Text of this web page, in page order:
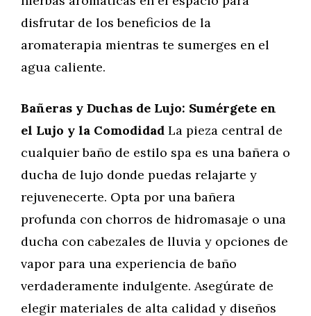
disfrutar de los beneficios de la
aromaterapia mientras te sumerges en el
agua caliente.
Bañeras y Duchas de Lujo: Sumérgete en
el Lujo y la Comodidad La pieza central de
cualquier baño de estilo spa es una bañera o
ducha de lujo donde puedas relajarte y
rejuvenecerte. Opta por una bañera
profunda con chorros de hidromasaje o una
ducha con cabezales de lluvia y opciones de
vapor para una experiencia de baño
verdaderamente indulgente. Asegúrate de
elegir materiales de alta calidad y diseños